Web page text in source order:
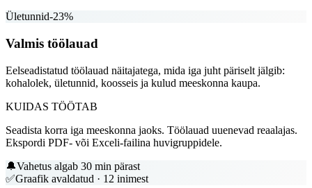
Ületunnid-23%
Valmis töölauad
Eelseadistatud töölauad näitajatega, mida iga juht päriselt jälgib:
kohalolek, ületunnid, koosseis ja kulud meeskonna kaupa.
KUIDAS TÖÖTAB
Seadista korra iga meeskonna jaoks. Töölauad uuenevad reaalajas.
Ekspordi PDF- või Exceli-failina huvigruppidele.
🔔Vahetus algab 30 min pärast
✅Graafik avaldatud · 12 inimest